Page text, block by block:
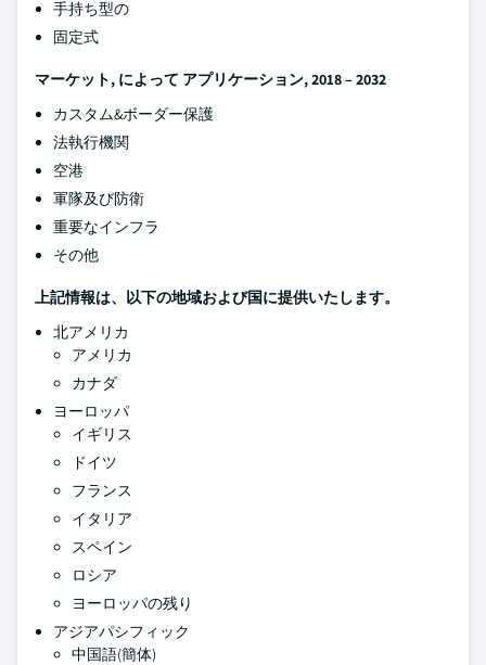
手持ち型の
固定式
マーケット, によって アプリケーション, 2018 – 2032
カスタム&ボーダー保護
法執行機関
空港
軍隊及び防衛
重要なインフラ
その他
上記情報は、以下の地域および国に提供いたします。
北アメリカ
アメリカ
カナダ
ヨーロッパ
イギリス
ドイツ
フランス
イタリア
スペイン
ロシア
ヨーロッパの残り
アジアパシフィック
中国語(簡体)